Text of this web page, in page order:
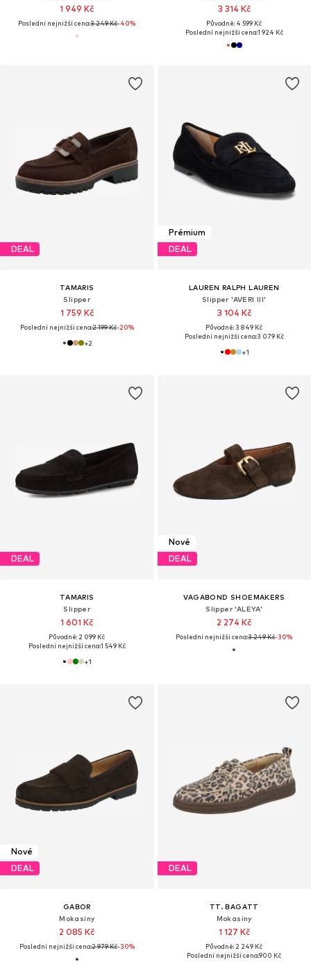
1 949 Kč
Poslední nejnižší cena:3 249 Kč-40%
3 314 Kč
Původně: 4 599 Kč
Poslední nejnižší cena:1 924 Kč
DEAL
TAMARIS
Slipper
1 759 Kč
Poslední nejnižší cena:2 199 Kč-20%
+2
Prémium
DEAL
LAUREN RALPH LAUREN
Slipper 'AVERI III'
3 104 Kč
Původně: 3 849 Kč
Poslední nejnižší cena:3 079 Kč
+1
DEAL
TAMARIS
Slipper
1 601 Kč
Původně: 2 099 Kč
Poslední nejnižší cena:1 549 Kč
+1
Nové
DEAL
VAGABOND SHOEMAKERS
Slipper 'ALEYA'
2 274 Kč
Poslední nejnižší cena:3 249 Kč-30%
Nové
DEAL
GABOR
Mokasíny
2 085 Kč
Poslední nejnižší cena:2 979 Kč-30%
DEAL
TT. BAGATT
Mokasíny
1 127 Kč
Původně: 2 249 Kč
Poslední nejnižší cena:900 Kč